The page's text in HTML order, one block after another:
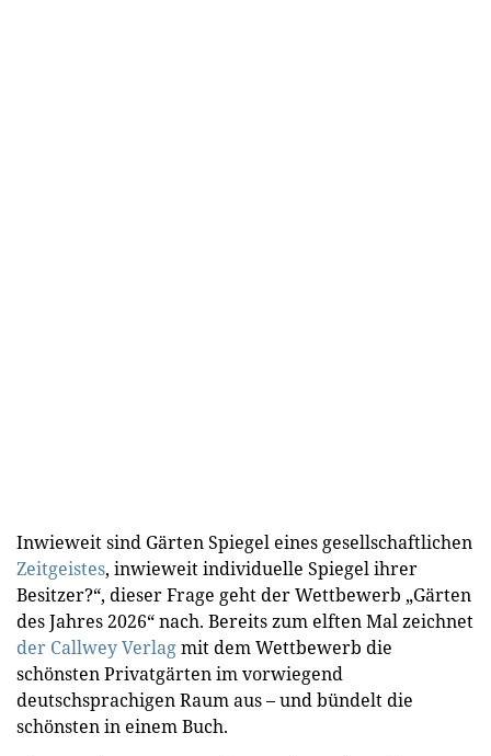
Inwieweit sind Gärten Spiegel eines gesellschaftlichen
Zeitgeistes, inwieweit individuelle Spiegel ihrer
Besitzer?“, dieser Frage geht der Wettbewerb „Gärten
des Jahres 2026“ nach. Bereits zum elften Mal zeichnet
der Callwey Verlagmit dem Wettbewerb die
schönsten Privatgärten im vorwiegend
deutschsprachigen Raum aus – und bündelt die
schönsten in einem Buch.